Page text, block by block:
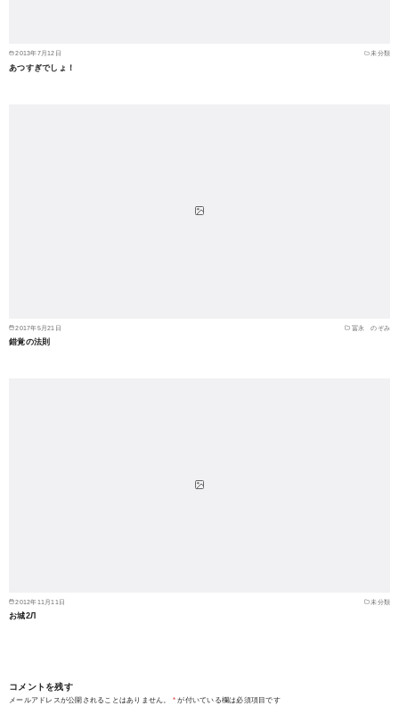
2013年7月12日 未分類
あつすぎでしょ！
2017年5月21日 冨永 のぞみ
錯覚の法則
2012年11月11日 未分類
お城2Л
コメントを残す
メールアドレスが公開されることはありません。 * が付いている欄は必須項目です